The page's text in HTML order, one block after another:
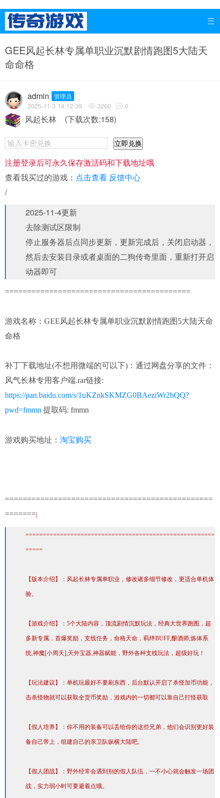

GEE风起长林专属单职业沉默剧情跑图5大陆天
命命格
admin 管理员
2025-11-3 14:12:39  3260  0
风起长林 (下载次数:158)
立即兑换
注册登录后可永久保存激活码和下载地址哦
查看我买过的游戏： 点击查看 反馈中心
/
2025-11-4更新
去除测试区限制
停止服务器后点同步更新，更新完成后，关闭启动器，
然后去安装目录或者桌面的二狗传奇里面，重新打开启
动器即可
==========================================
游戏名称：GEE风起长林专属单职业沉默剧情跑图5大陆天命
命格
补丁下载地址(不想用微端的可以下)： 通过网盘分享的文件：
风气长林专用客户端.rar链接:
https://pan.baidu.com/s/1uKZnkSKMZG0BAeziWr2hQQ?
pwd=fmmn 提取码: fmmn
游戏购买地址： 淘宝购买
===============================================
=======
=======================================================
=====
【版本介绍】：风起长林专属单职业，修改诸多细节修改，更适合单机体
验。
【游戏介绍】：5个大陆内容，顶流剧情沉默玩法，经典大世界跑图，超
多新专属，首爆奖励，支线任务，命格天命，羁绊BUFF,酿酒师,炼体系
统,神魔[小周天],天外宝器,神器赋能，野外各种支线玩法，超级好玩！
【玩法建议】：单机玩最好不要刷东西，后台默认开启了杀怪加币功能，
击杀怪物就可以获取全货币奖励，游戏内的一切都可以靠自己打怪获取
【假人培养】：你不用的装备可以丢给你的这些兄弟，他们会识别更好装
备自己带上，组建自己的亲卫队纵横大陆吧。
【假人团战】：野外经常会遇到别的假人队伍，一不小心就会触发一场团
战，实力弱小时可要避着点哦。